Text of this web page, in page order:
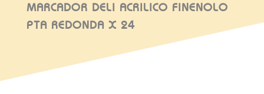
MARCADOR DELI ACRILICO FINENOLO
PTA REDONDA X 24